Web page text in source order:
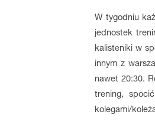
W tygodniu
jednostek
kalisteniki w
innym z
nawet 20:30.
trening,
kolegami/